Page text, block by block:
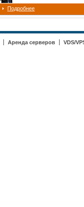
Подробнее
Аренда серверов VDS/